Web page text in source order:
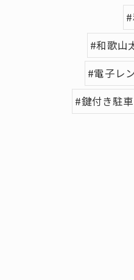
#和歌山
#電子レ
#鍵付き駐